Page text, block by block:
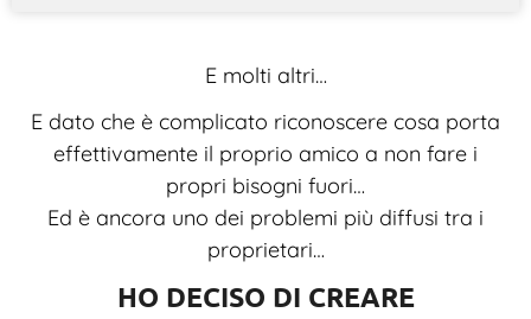
E molti altri…
E dato che è complicato riconoscere cosa porta
effettivamente il proprio amico a non fare i
propri bisogni fuori…
Ed è ancora uno dei problemi più diffusi tra i
proprietari…
HO DECISO DI CREARE